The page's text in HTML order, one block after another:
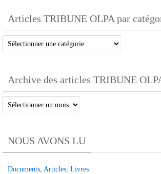
Articles TRIBUNE OLPA par
Articles
TRIBUNE
par
catégories
Archive des articles TRIBUNE
Archive
des
TRIBUNE
OLPA
NOUS AVONS LU
Documents, Articles, Livres